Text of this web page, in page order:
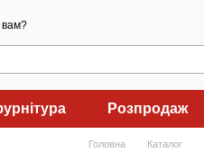
вам?
Розпродаж
Головна Каталог